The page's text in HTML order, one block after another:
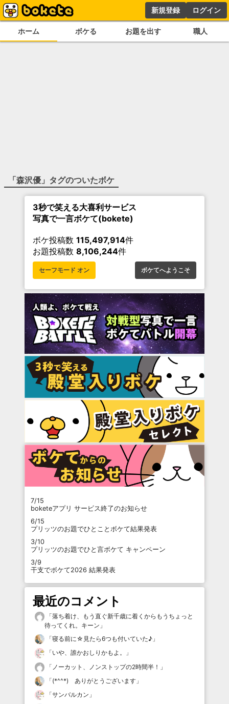
新規登録 ログイン
ホーム ボケる お題を出す 職人
「森沢優 」タグのついたボケ
3秒で笑える大喜利サービス
写真で一言ボケて(bokete)
ボケ投稿数 115,497,914件
お題投稿数 8,106,244件
セーフモード オン ボケてへようこそ
7/15
boketeアプリ サービス終了のお知らせ
6/15
プリッツのお題でひとことボケて結果発表
3/10
プリッツのお題でひと言ボケて キャンペーン
3/9
干支でボケて2026 結果発表
最近のコメント
「落ち着け、もう直ぐ新千歳に着くからもうちょっと
待ってくれ。キーン 」
「寝る前に☆見たら6つも付いていた♪ 」
「いや、誰かおしりかもよ。
」
「 ノーカット、ノンストップの2時間半！ 」
「(*^^*) ありがとうございます 」
「サンバルカン 」